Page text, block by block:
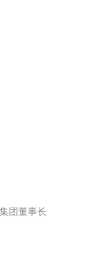
团董事长